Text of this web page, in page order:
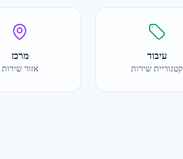
עיבוד
קטגוריית שירות
מרכז
אזור שירות